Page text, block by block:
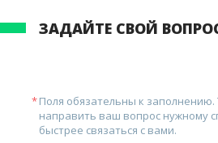
ЗАДАЙТЕ СВОЙ
Поля обязательны к
направить ваш вопрос нужному
быстрее связаться с вами.